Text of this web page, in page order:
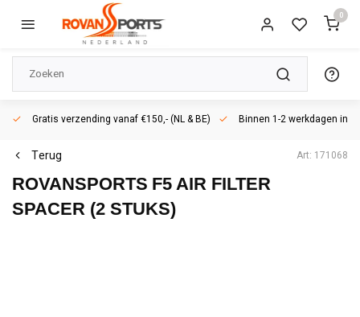
0
Gratis verzending vanaf €150,- (NL & BE) Binnen 1-2 werkdagen in
Terug Art: 171068
ROVANSPORTS F5 AIR FILTER
SPACER (2 STUKS)